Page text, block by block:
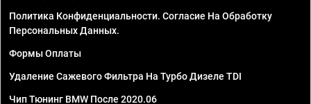
Политика Конфиденциальности. Согласие На Обработку
Персональных Данных.
Формы Оплаты
Удаление Сажевого Фильтра На Турбо Дизеле TDI
Чип Тюнинг BMW После 2020.06